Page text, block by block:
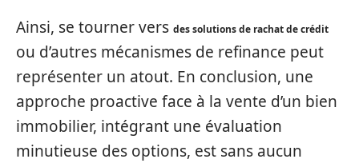
Ainsi, se tourner vers des solutions de rachat de crédit
ou d’autres mécanismes de refinance peut
représenter un atout. En conclusion, une
approche proactive face à la vente d’un bien
immobilier, intégrant une évaluation
minutieuse des options, est sans aucun